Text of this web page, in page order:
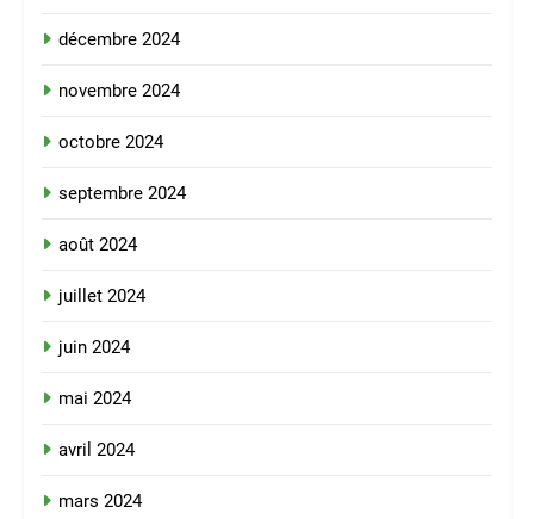
décembre 2024
novembre 2024
octobre 2024
septembre 2024
août 2024
juillet 2024
juin 2024
mai 2024
avril 2024
mars 2024